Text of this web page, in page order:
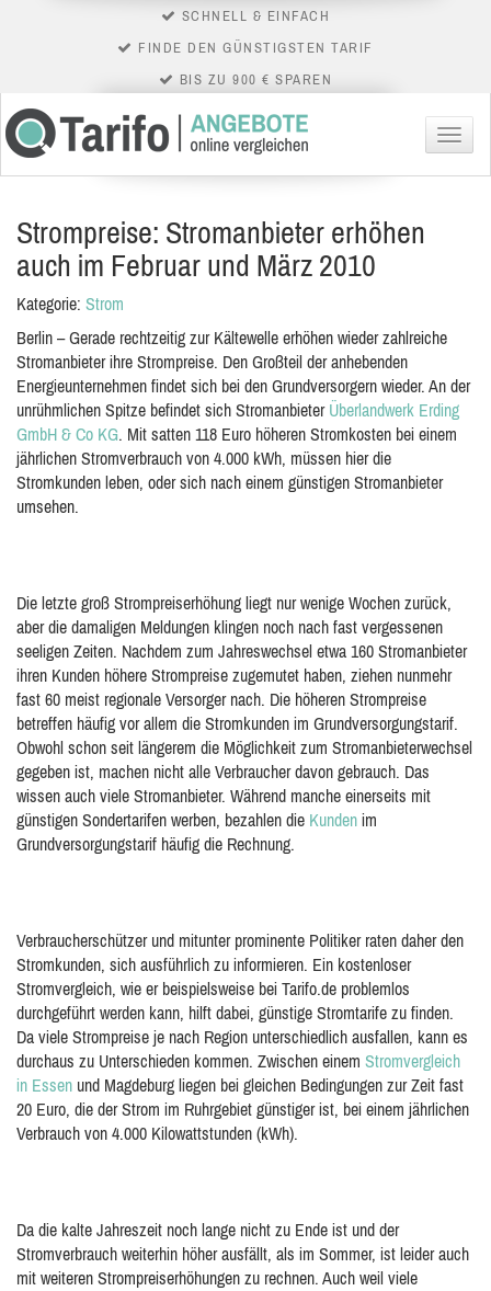
SCHNELL & EINFACH
FINDE DEN GÜNSTIGSTEN TARIF
BIS ZU 900 € SPAREN
Menü
Strompreise: Stromanbieter erhöhen
auch im Februar und März 2010
Kategorie: Strom
Berlin – Gerade rechtzeitig zur Kältewelle erhöhen wieder zahlreiche
Stromanbieter ihre Strompreise. Den Großteil der anhebenden
Energieunternehmen findet sich bei den Grundversorgern wieder. An der
unrühmlichen Spitze befindet sich Stromanbieter Überlandwerk Erding
GmbH & Co KG. Mit satten 118 Euro höheren Stromkosten bei einem
jährlichen Stromverbrauch von 4.000 kWh, müssen hier die
Stromkunden leben, oder sich nach einem günstigen Stromanbieter
umsehen.
Die letzte groß Strompreiserhöhung liegt nur wenige Wochen zurück,
aber die damaligen Meldungen klingen noch nach fast vergessenen
seeligen Zeiten. Nachdem zum Jahreswechsel etwa 160 Stromanbieter
ihren Kunden höhere Strompreise zugemutet haben, ziehen nunmehr
fast 60 meist regionale Versorger nach. Die höheren Strompreise
betreffen häufig vor allem die Stromkunden im Grundversorgungstarif.
Obwohl schon seit längerem die Möglichkeit zum Stromanbieterwechsel
gegeben ist, machen nicht alle Verbraucher davon gebrauch. Das
wissen auch viele Stromanbieter. Während manche einerseits mit
günstigen Sondertarifen werben, bezahlen die Kunden im
Grundversorgungstarif häufig die Rechnung.
Verbraucherschützer und mitunter prominente Politiker raten daher den
Stromkunden, sich ausführlich zu informieren. Ein kostenloser
Stromvergleich, wie er beispielsweise bei Tarifo.de problemlos
durchgeführt werden kann, hilft dabei, günstige Stromtarife zu finden.
Da viele Strompreise je nach Region unterschiedlich ausfallen, kann es
durchaus zu Unterschieden kommen. Zwischen einem Stromvergleich
in Essen und Magdeburg liegen bei gleichen Bedingungen zur Zeit fast
20 Euro, die der Strom im Ruhrgebiet günstiger ist, bei einem jährlichen
Verbrauch von 4.000 Kilowattstunden (kWh).
Da die kalte Jahreszeit noch lange nicht zu Ende ist und der
Stromverbrauch weiterhin höher ausfällt, als im Sommer, ist leider auch
mit weiteren Strompreiserhöhungen zu rechnen. Auch weil viele